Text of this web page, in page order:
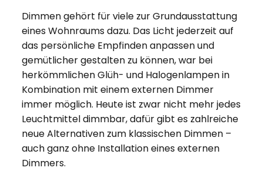
Dimmen gehört für viele zur Grundausstattung
eines Wohnraums dazu. Das Licht jederzeit auf
das persönliche Empfinden anpassen und
gemütlicher gestalten zu können, war bei
herkömmlichen Glüh- und Halogenlampen in
Kombination mit einem externen Dimmer
immer möglich. Heute ist zwar nicht mehr jedes
Leuchtmittel dimmbar, dafür gibt es zahlreiche
neue Alternativen zum klassischen Dimmen –
auch ganz ohne Installation eines externen
Dimmers.